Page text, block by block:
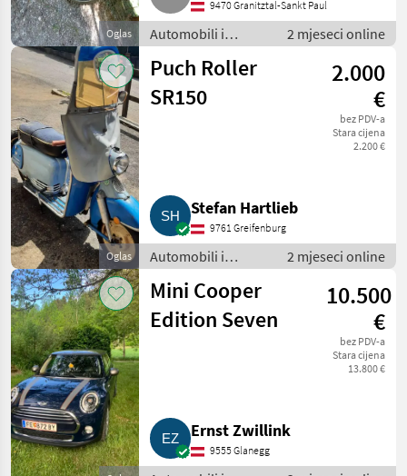
Oglas
9470 Granitztal-Sankt Paul
Automobili i
motocikli / Motori
2 mjeseci online
Oglas
Puch Roller
SR150
2.000
€
bez PDV-a
Stara cijena
2.200 €
Stefan Hartlieb
9761 Greifenburg
Automobili i
motocikli / Motori
2 mjeseci online
Mini Cooper
Edition Seven
10.500
€
bez PDV-a
Stara cijena
13.800 €
Ernst Zwillink
9555 Glanegg